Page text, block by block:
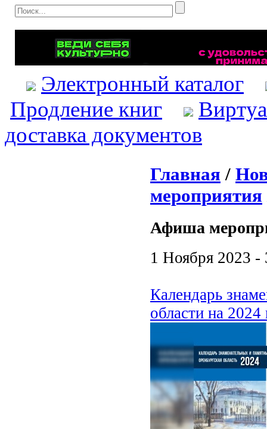
Электронный каталог
Продление книг
доставка документов
Главная /
мероприятия
Афиша
1 Ноября 2023 -
Календарь
области на 2024